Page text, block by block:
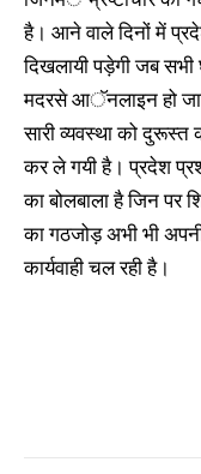
है। आने वाले दिनों में
दिखलायी पड़ेगी जब
मदरसे आॅनलाइन हो
सारी व्यवस्था को
कर ले गयी है। प्रदेश
का बोलबाला है जिन पर
का गठजोड़ अभी भी
कार्यवाही चल रही है।